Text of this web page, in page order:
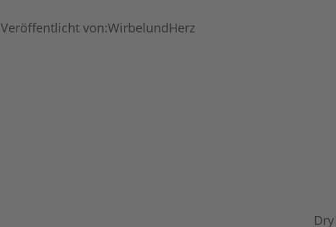
Veröffentlicht von:WirbelundHerz